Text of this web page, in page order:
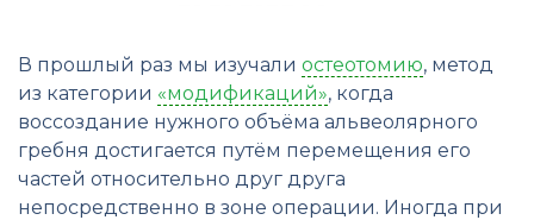
В прошлый раз мы изучали остеотомию, метод
из категории «модификаций», когда
воссоздание нужного объёма альвеолярного
гребня достигается путём перемещения его
частей относительно друг друга
непосредственно в зоне операции. Иногда при